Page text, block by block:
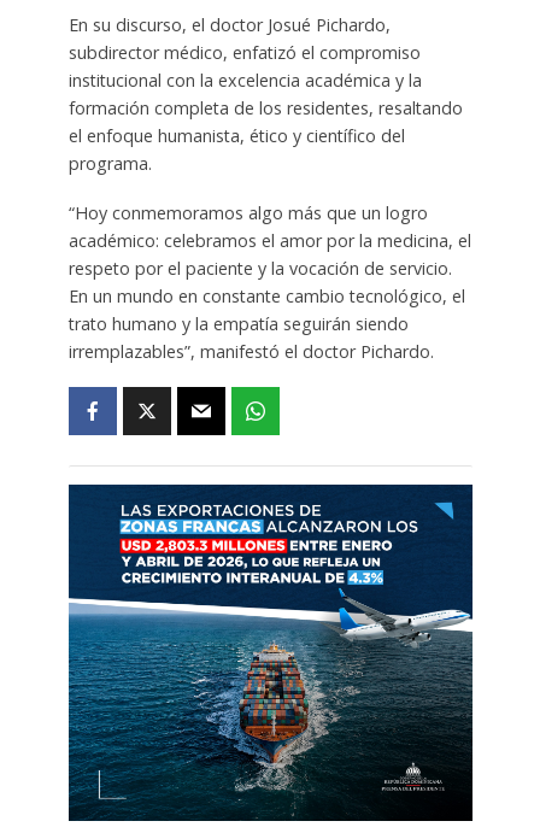
En su discurso, el doctor Josué Pichardo,
subdirector médico, enfatizó el compromiso
institucional con la excelencia académica y la
formación completa de los residentes, resaltando
el enfoque humanista, ético y científico del
programa.
“Hoy conmemoramos algo más que un logro
académico: celebramos el amor por la medicina, el
respeto por el paciente y la vocación de servicio.
En un mundo en constante cambio tecnológico, el
trato humano y la empatía seguirán siendo
irremplazables”, manifestó el doctor Pichardo.